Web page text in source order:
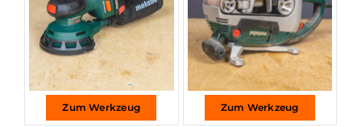
Zum Werkzeug Zum Werkzeug